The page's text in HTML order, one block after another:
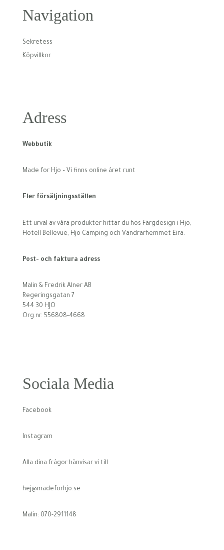
Navigation
Sekretess
Köpvillkor
Adress
Webbutik
Made for Hjo – Vi finns online året runt
Fler försäljningsställen
Ett urval av våra produkter hittar du hos Färgdesign i Hjo,
Hotell Bellevue, Hjo Camping och Vandrarhemmet Eira.
Post- och faktura adress
Malin & Fredrik Alner AB
Regeringsgatan 7
544 30 HJO
Org.nr. 556808-4668
Sociala Media
Facebook
Instagram
Alla dina frågor hänvisar vi till
hej@madeforhjo.se
Malin: 070-2911148